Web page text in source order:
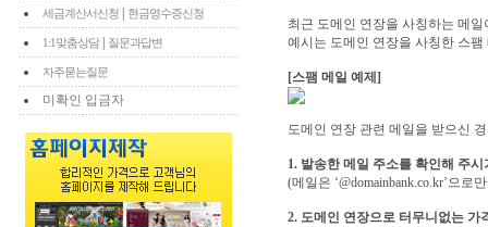
세금계산서신청 현금영수증신청
1:1맞춤상담| 질문과답변
자주묻는질문
미확인 입금자
최근 도메인 연장을 사칭하는 메
예시는 도메인 연장을 사칭한 스
[스팸 메일 예제]
도메인 연장 관련 메일을 받으신
1. 발송한 메일 주소를 확인해 주
(메일은 ‘@domainbank.co.kr’으로
2. 도메인 연장으로 터무니없는 가